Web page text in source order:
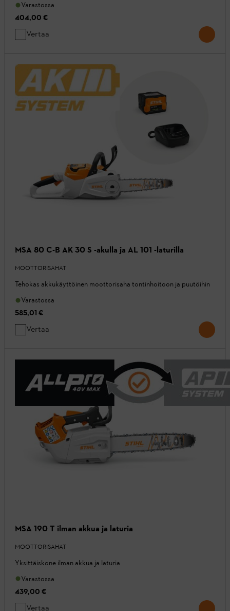
Varastossa
404,00 €
Vertaa
MSA 80 C-B AK 30 S -akulla ja AL 101 -laturilla
MOOTTORISAHAT
Tehokas akkukäyttöinen moottorisaha tontinhoitoon ja puutöihin
Varastossa
585,01 €
Vertaa
MSA 190 T ilman akkua ja laturia
MOOTTORISAHAT
Yksittäiskone ilman akkua ja laturia
Varastossa
439,00 €
Vertaa